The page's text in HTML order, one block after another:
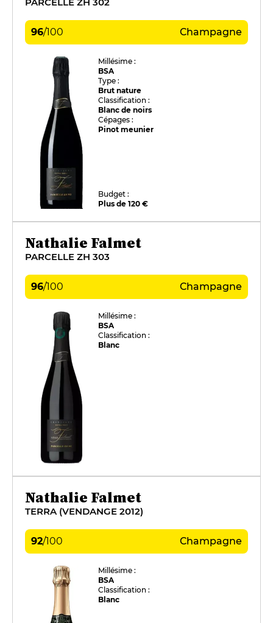
96/100 Champagne
Millésime :
BSA
Type :
Brut nature
Classification :
Blanc de noirs
Cépages :
Pinot meunier
Budget :
Plus de 120 €
Nathalie Falmet
PARCELLE ZH 303
96/100 Champagne
Millésime :
BSA
Classification :
Blanc
Nathalie Falmet
TERRA (VENDANGE 2012)
92/100 Champagne
Millésime :
BSA
Classification :
Blanc